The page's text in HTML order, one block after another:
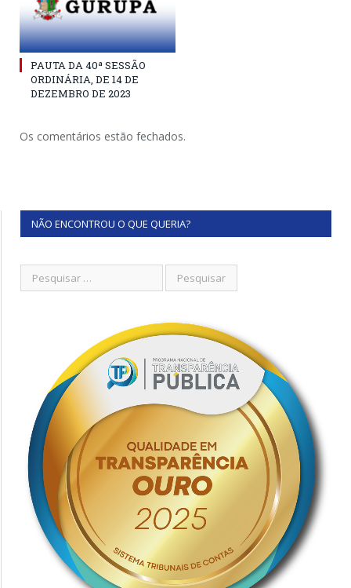
PAUTA DA 40ª SESSÃO
ORDINÁRIA, DE 14 DE
DEZEMBRO DE 2023
Os comentários estão fechados.
NÃO ENCONTROU O QUE QUERIA?